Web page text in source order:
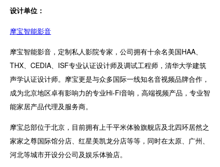
设计单位：
摩宝智能影音
摩宝智能影音，定制私人影院专家，公司拥有十余名美国HAA、
THX、CEDIA、ISF专业认证设计师及调试工程师，清华大学建筑
声学认证设计师。摩宝更是与众多国际一线知名音视频品牌合作，
成为北京地区卓有影响力的专业Hi-Fi音响，高端视频产品，专业智
能家居产品代理及服务商。
摩宝总部位于北京，目前拥有上千平米体验旗舰店及北四环居然之
家家之尊国际馆分店、红星美凯龙分店等等，同时在太原、广州、
河北等城市开设分公司及娱乐体验店。